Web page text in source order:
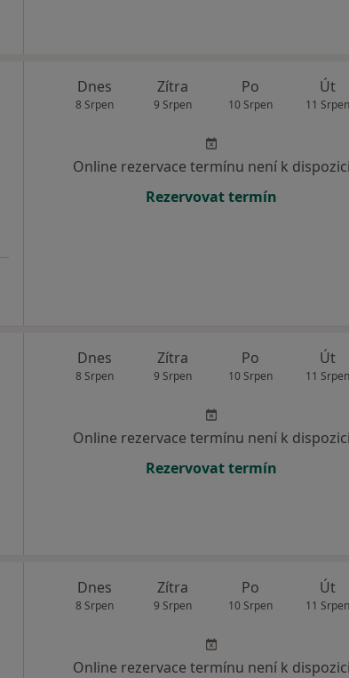
Dnes
8 Srpen
Zítra
9 Srpen
Po
10 Srpen
Út
11 Srpen
Online rezervace termínu není k dispozici
Rezervovat termín
Dnes
8 Srpen
Zítra
9 Srpen
Po
10 Srpen
Út
11 Srpen
Online rezervace termínu není k dispozici
Rezervovat termín
Dnes
8 Srpen
Zítra
9 Srpen
Po
10 Srpen
Út
11 Srpen
Online rezervace termínu není k dispozici